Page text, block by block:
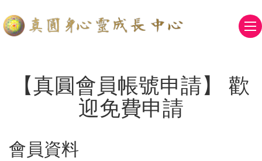
【真圓會員帳號申請】 歡
迎免費申請
會員資料